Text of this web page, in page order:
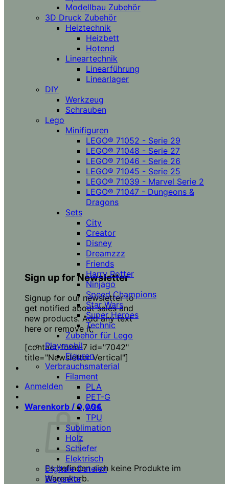
Sign up for Newsletter
Signup for our newsletter to
get notified about sales and
new products. Add any text
here or remove it.
[contact-form-7 id="7042"
title="Newsletter Vertical"]
Anmelden
Warenkorb / 0,00€
Es befinden sich keine Produkte im
Warenkorb.
Modellbau Zubehör
3D Druck Zubehör
Heiztechnik
Heizbett
Hotend
Lineartechnik
Linearführung
Linearlager
DIY
Werkzeug
Schrauben
Lego
Minifiguren
LEGO® 71052 - Serie 29
LEGO® 71048 - Serie 27
LEGO® 71046 - Serie 26
LEGO® 71045 - Serie 25
LEGO® 71039 - Marvel Serie 2
LEGO® 71047 - Dungeons &
Dragons
Sets
City
Creator
Disney
Dreamzzz
Friends
Harry Potter
Ninjago
Speed Champions
Star Wars
Super Heroes
Technic
Zubehör für Lego
Playmobil
Figuren
Verbrauchsmaterial
Filament
PLA
PET-G
ASA
TPU
Sublimation
Holz
Schiefer
Elektrisch
Digitale Dateien
Blogseite